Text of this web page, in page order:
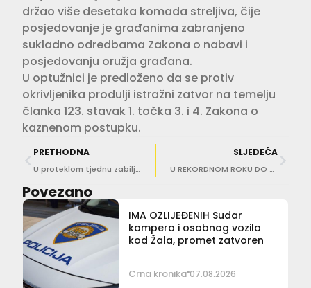
držao više desetaka komada streljiva, čije
posjedovanje je građanima zabranjeno
sukladno odredbama Zakona o nabavi i
posjedovanju oružja građana.
U optužnici je predloženo da se protiv
okrivljenika produlji istražni zatvor na temelju
članka 123. stavak 1. točka 3. i 4. Zakona o
kaznenom postupku.
PRETHODNA
U proteklom tjednu zabilježeno čak 30 prometnih nesreća, jedna osoba smrtno stradala
SLJEDEĆA
U REKORDNOM ROKU DO UHIĆENJA Petorka u 10 minuta opljačkala pelješku obitelj. Ukrali 1,8 milijuna kuna i nakit
Povezano
IMA OZLIJEĐENIH Sudar
kampera i osobnog vozila
kod Žala, promet zatvoren
Crna kronika 07.08.2026